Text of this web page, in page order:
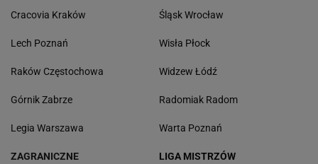
Cracovia Kraków
Lech Poznań
Raków Częstochowa
Górnik Zabrze
Legia Warszawa
Śląsk Wrocław
Wisła Płock
Widzew Łódź
Radomiak Radom
Warta Poznań
ZAGRANICZNE LIGA MISTRZÓW